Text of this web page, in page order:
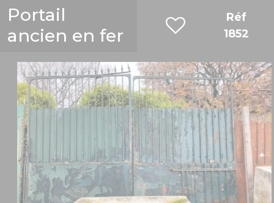
Portail
ancien en fer
Réf
1852